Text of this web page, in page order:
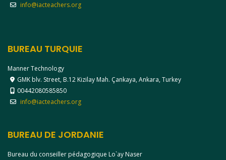
info@iacteachers.org
BUREAU TURQUIE
Manner Technology
GMK blv. Street, B.12 Kizilay Mah. Çankaya, Ankara, Turkey
00442080585850
info@iacteachers.org
BUREAU DE JORDANIE
Bureau du conseiller pédagogique Lo`ay Naser